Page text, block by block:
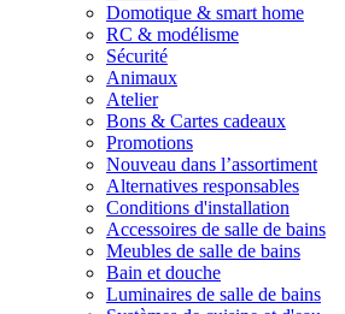
Domotique & smart home
RC & modélisme
Sécurité
Animaux
Atelier
Bons & Cartes cadeaux
Promotions
Nouveau dans l’assortiment
Alternatives responsables
Conditions d'installation
Accessoires de salle de bains
Meubles de salle de bains
Bain et douche
Luminaires de salle de bains